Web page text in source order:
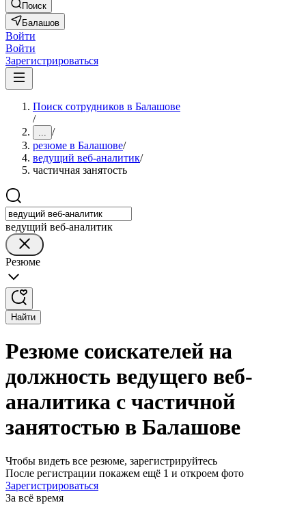
Поиск
Балашов
Войти
Войти
Зарегистрироваться
Поиск сотрудников в Балашове
/
... /
резюме в Балашове/
ведущий веб-аналитик/
частичная занятость
ведущий веб-аналитик
Резюме
Найти
Резюме соискателей на
должность ведущего веб-
аналитика с частичной
занятостью в Балашове
Чтобы видеть все резюме, зарегистрируйтесь
После регистрации покажем ещё 1 и откроем фото
Зарегистрироваться
За всё время